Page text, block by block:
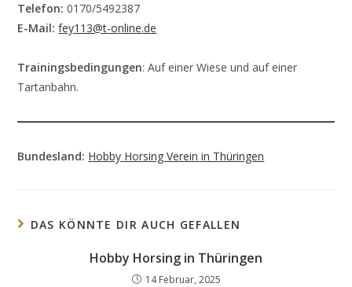
Telefon: 0170/5492387
E-Mail:fey113@t-online.de
Trainingsbedingungen: Auf einer Wiese und auf einer
Tartanbahn.
Bundesland: Hobby Horsing Verein in Thüringen
DAS KÖNNTE DIR AUCH GEFALLEN
Hobby Horsing in Thüringen
14 Februar, 2025